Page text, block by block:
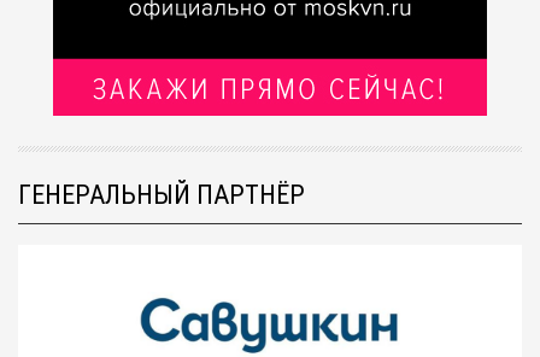
ГЕНЕРАЛЬНЫЙ ПАРТНЁР